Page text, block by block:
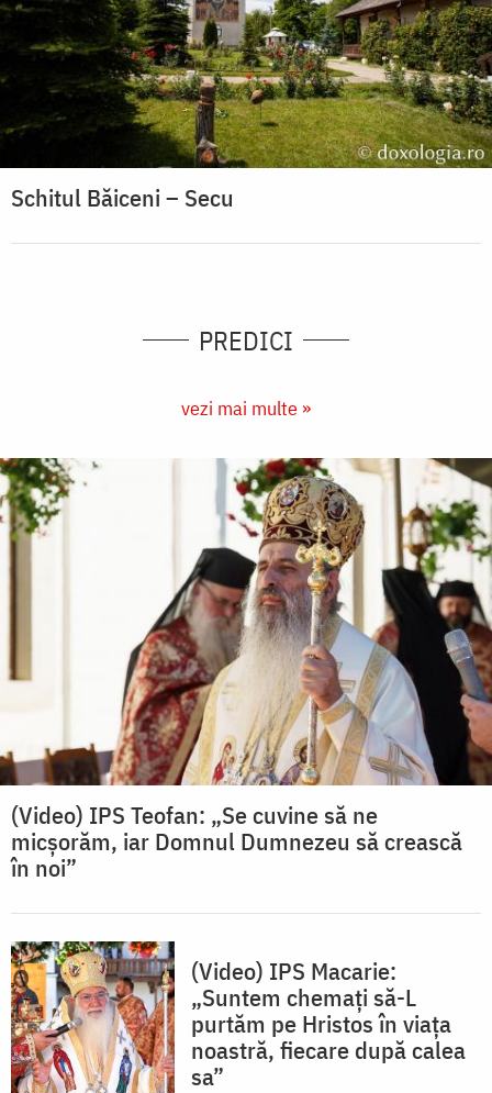
Schitul Băiceni – Secu
PREDICI
vezi mai multe »
(Video) IPS Teofan: „Se cuvine să ne
micșorăm, iar Domnul Dumnezeu să crească
în noi”
(Video) IPS Macarie:
„Suntem chemați să-L
purtăm pe Hristos în viața
noastră, fiecare după calea
sa”